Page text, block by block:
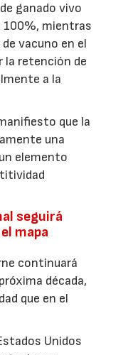
ganado vivo
100%, mientras
vacuno en el
la retención de
a la
que la
una
elemento
seguirá
mapa
continuará
década,
que en el
Unidos